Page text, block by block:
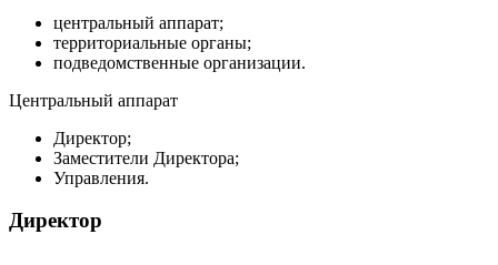
центральный аппарат;
территориальные органы;
подведомственные организации.
Центральный аппарат
Директор;
Заместители Директора;
Управления.
Директор